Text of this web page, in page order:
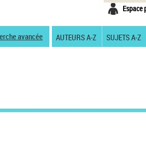
Espace
avancée AUTEURS A-Z SUJETS A-Z